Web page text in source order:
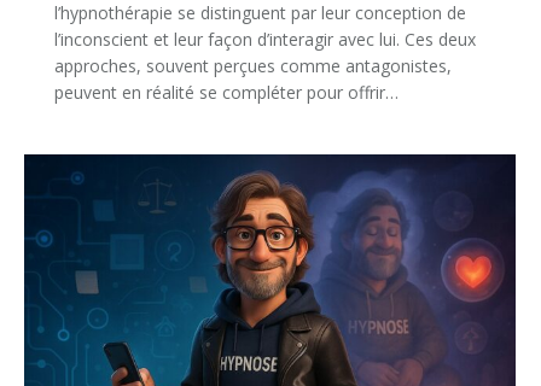
l’hypnothérapie se distinguent par leur conception de
l’inconscient et leur façon d’interagir avec lui. Ces deux
approches, souvent perçues comme antagonistes,
peuvent en réalité se compléter pour offrir…